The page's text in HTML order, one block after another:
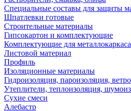
Специальные составы для защиты
Шпатлевки готовые
Строительные материалы
Гипсокартон и комплектующие
Комплектующие для металлокаркаса
Листовой материал
Профиль
Изоляционные материалы
Гидроизоляция, пароизоляция,
Утеплители, теплоизоляция,
Сухие смеси
Алебастр